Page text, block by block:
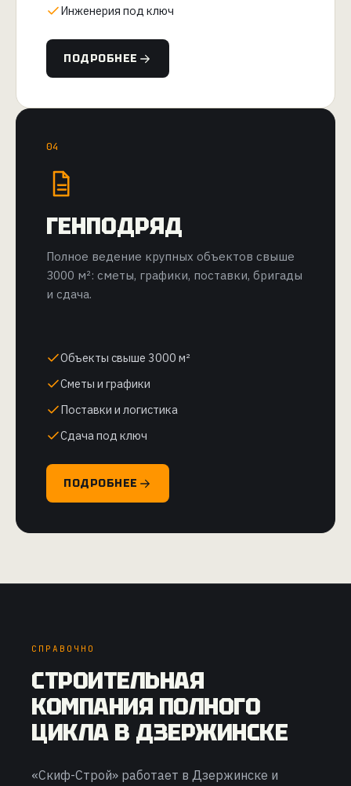
Инженерия под ключ
ПОДРОБНЕЕ
04
ГЕНПОДРЯД
Полное ведение крупных объектов свыше
3000 м²: сметы, графики, поставки, бригады
и сдача.
Объекты свыше 3000 м²
Сметы и графики
Поставки и логистика
Сдача под ключ
ПОДРОБНЕЕ
СПРАВОЧНО
СТРОИТЕЛЬНАЯ
КОМПАНИЯ ПОЛНОГО
ЦИКЛА В ДЗЕРЖИНСКЕ
«Скиф-Строй» работает в Дзержинске и